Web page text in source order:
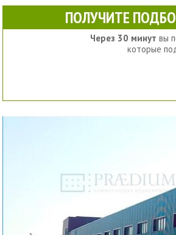
ПОЛУЧИТЕ
Через 30 минут вы
которые